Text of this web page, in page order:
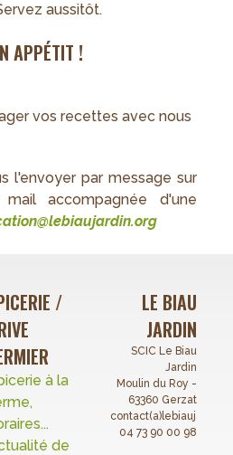
aussitôt.
APPÉTIT !
vos recettes avec nous
l'envoyer par message sur
accompagnée d'une
/
à la
de
LE BIAU
JARDIN
SCIC Le Biau
Jardin
Moulin du Roy -
63360 Gerzat
04 73 90 00 98